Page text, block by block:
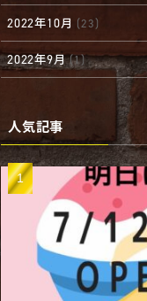
2022年10月 (23)
2022年9月(1)
人気記事